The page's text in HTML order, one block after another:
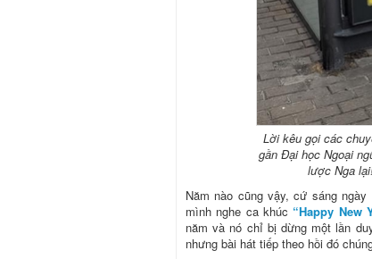
Lời kêu gọi các
gần Đại học Ngoại
lược Nga
Năm nào cũng vậy, cứ sáng
mình nghe ca khúc “Happy New
năm và nó chỉ bị dừng một lần
nhưng bài hát tiếp theo hồi đó